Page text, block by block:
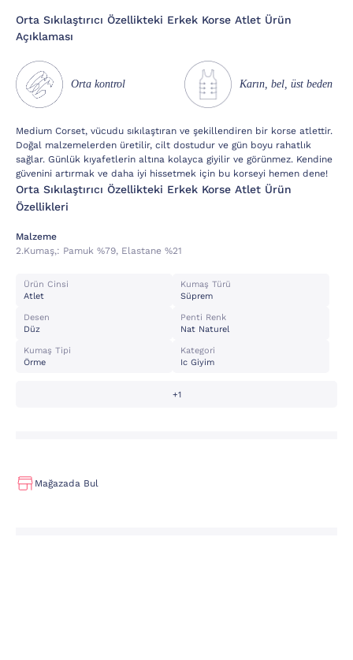
Orta Sıkılaştırıcı Özellikteki Erkek Korse Atlet Ürün
Açıklaması
Orta kontrol Karın, bel, üst beden
Medium Corset, vücudu sıkılaştıran ve şekillendiren bir korse atlettir.
Doğal malzemelerden üretilir, cilt dostudur ve gün boyu rahatlık
sağlar. Günlük kıyafetlerin altına kolayca giyilir ve görünmez. Kendine
güvenini artırmak ve daha iyi hissetmek için bu korseyi hemen dene!
Orta Sıkılaştırıcı Özellikteki Erkek Korse Atlet Ürün
Özellikleri
Malzeme
2.kumaş,: Pamuk %79, Elastane %21
Ürün Cinsi
Atlet
Kumaş Türü
Süprem
Desen
Düz
Penti Renk
Nat Naturel
Kumaş Tipi
Örme
Kategori
Ic Giyim
+1
Mağazada Bul